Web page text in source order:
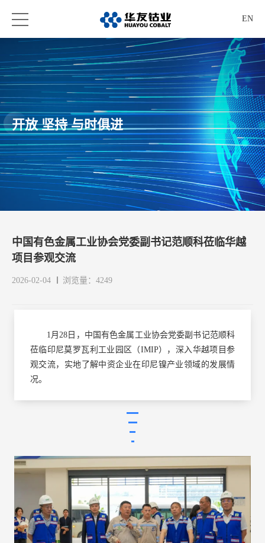
EN
开放 坚持 与时俱进
中国有色金属工业协会党委副书记范顺科莅临华越
项目参观交流
2026-02-04 浏览量：4249
1月28日，中国有色金属工业协会党委副书记范顺科
莅临印尼莫罗瓦利工业园区（IMIP），深入华越项目参
观交流，实地了解中资企业在印尼镍产业领域的发展情
况。